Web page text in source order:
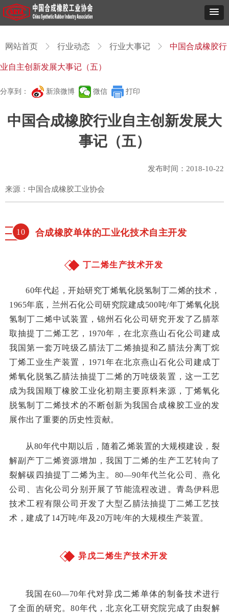
中国合成橡胶行业自主创新发展大
事记（五）
10 合成橡胶单体的工业化技术自主开发
丁二烯生产技术开发
60年代起，开始研究丁烯氧化脱氢制丁二烯的技术，
1965年底，兰州石化公司研究院建成500吨/年丁烯氧化脱
氢制丁二烯中试装置，锦州石化公司研究开发了乙腈萃
取抽提丁二烯工艺，1970年，在北京燕山石化公司建成
我国第一套万吨级乙腈法丁二烯抽提和乙腈法分离丁烷
丁烯工业生产装置，1971年在北京燕山石化公司建成丁
烯氧化脱氢乙腈法抽提丁二烯的万吨级装置，这一工艺
成为我国顺丁橡胶工业化初期主要原料来源，丁烯氧化
脱氢制丁二烯技术的不断创新为我国合成橡胶工业的发
展作出了重要的历史性贡献。
从80年代中期以后，随着乙烯装置的大规模建设，裂
解副产丁二烯资源增加，我国丁二烯的生产工艺转向了
裂解碳四抽提丁二烯为主。80—90年代兰化公司、燕化
公司、吉化公司分别开展了节能流程改进。青岛伊科思
技术工程有限公司开发了大型乙腈法抽提丁二烯工艺技
术，建成了14万吨/年及20万吨/年的大规模生产装置。
异戊二烯生产技术开发
我国在60—70年代对异戊二烯单体的制备技术进行
了全面的研究。80年代，北京化工研究院完成了由裂解
网站首页 ꁕ 行业动态 ꁕ 行业大事记 ꁕ 中国合成橡胶行
业自主创新发展大事记（五）
发布时间： 2018-10-22
来源：中国合成橡胶工业协会
分享到： 新浪微博 微信 打印